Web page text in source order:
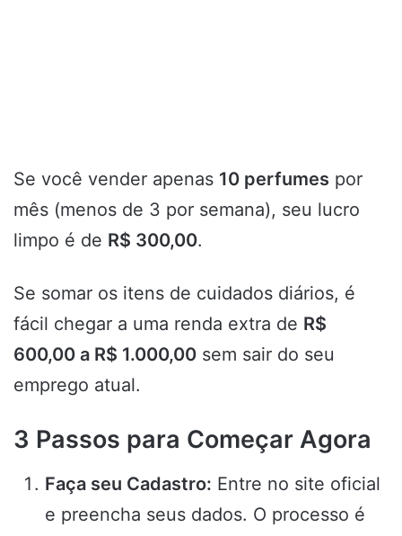
Se você vender apenas 10 perfumes por
mês (menos de 3 por semana), seu lucro
limpo é de R$ 300,00.
Se somar os itens de cuidados diários, é
fácil chegar a uma renda extra de R$
600,00 a R$ 1.000,00 sem sair do seu
emprego atual.
3 Passos para Começar Agora
Faça seu Cadastro: Entre no site oficial
e preencha seus dados. O processo é